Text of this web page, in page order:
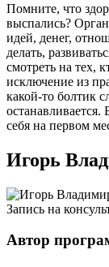
Помните, что
выспались?
идей, денег,
делать,
смотреть на тех,
исключение из
какой-то болтик
останавливается.
себя на первом
Игорь
Запись на
Автор